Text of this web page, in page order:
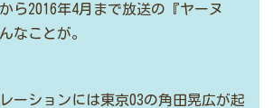
ら2016年4月まで放送の『ヤーヌ
なことが。
レーションには東京03の角田晃広が起